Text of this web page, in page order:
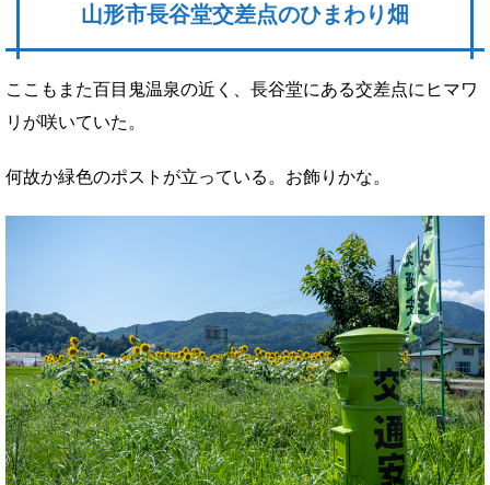
山形市長谷堂交差点のひまわり畑
ここもまた百目鬼温泉の近く、長谷堂にある交差点にヒマワ
リが咲いていた。
何故か緑色のポストが立っている。お飾りかな。